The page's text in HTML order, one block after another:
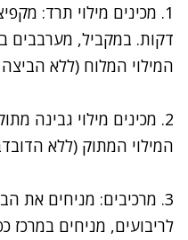
דקות. במקביל, מערבבים
המילוי המלוח (ללא
2. מכינים מילוי גבינה
המילוי המתוק (ללא
3. מרכיבים: מניחים את
לריבועים, מניחים במרכז